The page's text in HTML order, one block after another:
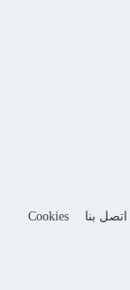
اتصل بنا Cookies